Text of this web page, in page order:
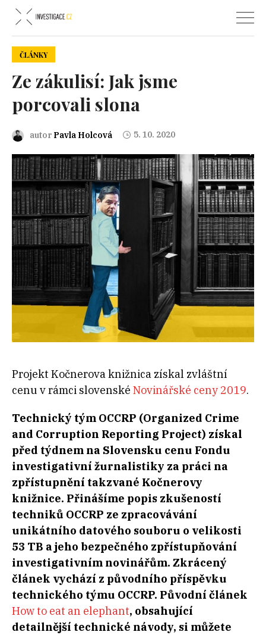
ČLÁNKY
Ze zákulisí: Jak jsme
porcovali slona
autor Pavla Holcová 5. 10. 2020
Projekt Kočnerova knižnica získal zvláštní
cenu v rámci slovenské Novinářské ceny 2019.
Technický tým OCCRP (Organized Crime
and Corruption Reporting Project) získal
před týdnem na Slovensku cenu Fondu
investigativní žurnalistiky za práci na
zpřístupnění takzvané Kočnerovy
knižnice. Přinášíme popis zkušeností
techniků OCCRP ze zpracovávání
unikátního datového souboru o velikosti
53 TB a jeho bezpečného zpřístupňování
investigativním novinářům. Zkrácený
článek vychází z původního příspěvku
technického týmu OCCRP. Původní článek
How to eat an elephant, obsahující
detailnější technické návody, si můžete